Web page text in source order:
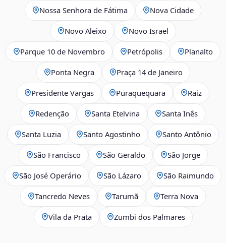
Nossa Senhora de Fátima Nova Cidade
Novo Aleixo Novo Israel
Parque 10 de Novembro Petrópolis Planalto
Ponta Negra Praça 14 de Janeiro
Presidente Vargas Puraquequara Raiz
Redenção Santa Etelvina Santa Inês
Santa Luzia Santo Agostinho Santo Antônio
São Francisco São Geraldo São Jorge
São José Operário São Lázaro São Raimundo
Tancredo Neves Tarumã Terra Nova
Vila da Prata Zumbi dos Palmares